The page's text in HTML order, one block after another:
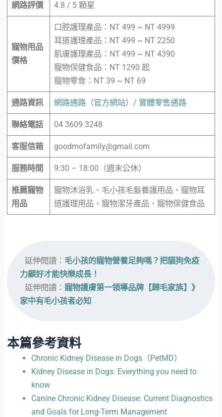
網路評價 4.8 / 5 顆星
寵物用品
價格
口腔護理產品：NT 499 ~ NT 4999
耳道護理產品：NT 499 ~ NT 2250
肌膚護理產品：NT 499 ~ NT 4390
寵物保健食品：NT 1290 起
寵物零食：NT 39 ~ NT 69
通路資訊 網路通路（官方網站）/實體零售通路
聯絡電話 04 3609 3248
客服信箱 goodmofamily@gmail.com
服務時間 9:30 – 18:00（週末公休）
推薦寵物
用品
寵物沐浴乳、毛小孩毛髮養護用品、寵物耳
道護理用品、寵物潔牙產品、寵物保健食品
延伸閱讀： 毛小孩的寵物營養足夠嗎？把貓狗免疫
力顧好才能快樂成長！
延伸閱讀： 寵物護膚第一領導品牌【歸毛家族】》
家中有毛小孩者必知
本篇參考資料
Chronic Kidney Disease in Dogs（PetMD）
Kidney Disease in Dogs: Everything you need to
know
Canine Chronic Kidney Disease: Current Diagnostics
and Goals for Long-Term Management